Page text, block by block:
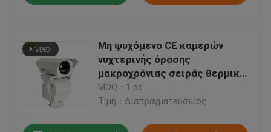
Μη ψυχόμενο CE καμερών
νυχτερινής όρασης
μακροχρόνιας σειράς θερμικό
για την επιτήρηση συνόρων
MOQ：1 pc
Τιμή：Διαπραγματεύσιμος